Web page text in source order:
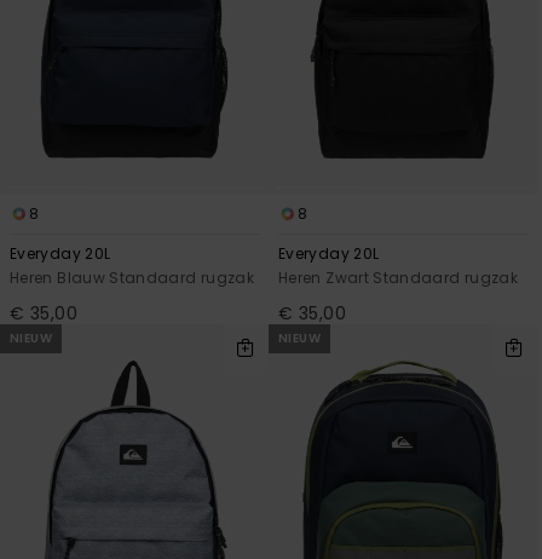
8
Everyday 20L
Heren Blauw Standaard rugzak
€ 35,00
8
Everyday 20L
Heren Zwart Standaard rugzak
€ 35,00
NIEUW NIEUW